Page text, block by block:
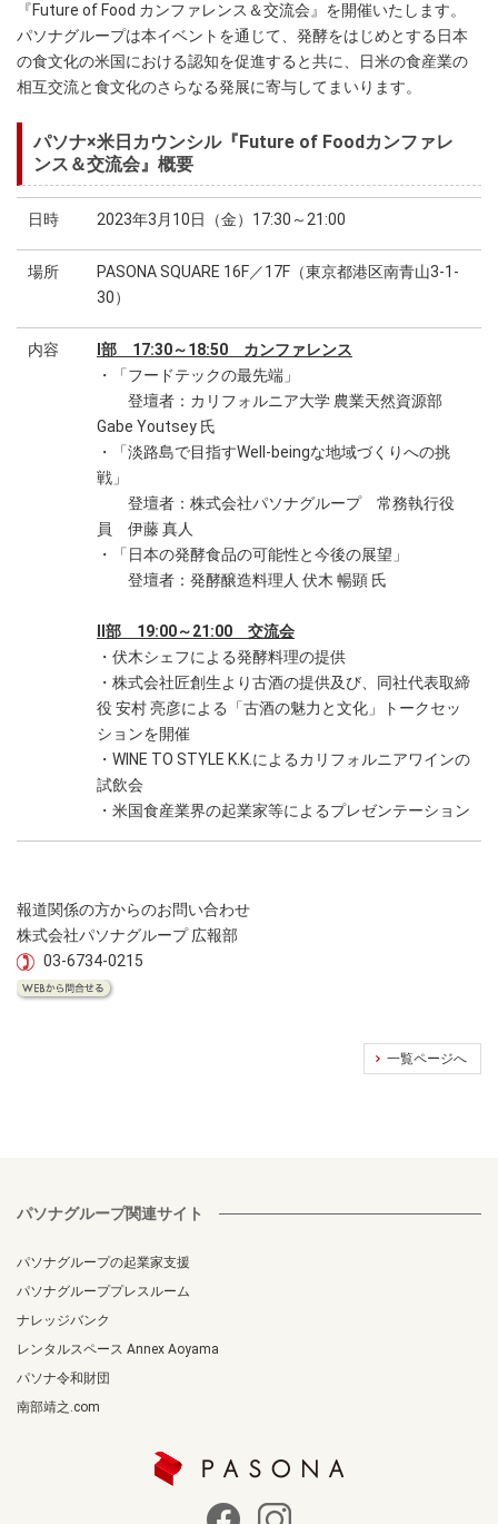
『Future of Food カンファレンス＆交流会』を開催いたします。
パソナグループは本イベントを通じて、発酵をはじめとする日本
の食文化の米国における認知を促進すると共に、日米の食産業の
相互交流と食文化のさらなる発展に寄与してまいります。
パソナ×米日カウンシル『Future of Foodカンファレ
ンス＆交流会』概要
日時 2023年3月10日（金）17:30～21:00
場所
PASONA SQUARE 16F／17F（東京都港区南青山3-1-
30）
内容
I部 17:30～18:50 カンファレンス
・「フードテックの最先端」
登壇者：カリフォルニア大学 農業天然資源部
Gabe Youtsey 氏
・「淡路島で目指すWell-beingな地域づくりへの挑
戦」
登壇者：株式会社パソナグループ 常務執行役
員 伊藤 真人
・「日本の発酵食品の可能性と今後の展望」
登壇者：発酵醸造料理人 伏木 暢顕 氏
Ⅱ部 19:00～21:00 交流会
・伏木シェフによる発酵料理の提供
・株式会社匠創生より古酒の提供及び、同社代表取締
役 安村 亮彦による「古酒の魅力と文化」トークセッ
ションを開催
・WINE TO STYLE K.K.によるカリフォルニアワインの
試飲会
・米国食産業界の起業家等によるプレゼンテーション
報道関係の方からのお問い合わせ
株式会社パソナグループ 広報部
03-6734-0215
一覧ページへ
パソナグループ関連サイト
パソナグループの起業家支援
パソナグループプレスルーム
ナレッジバンク
レンタルスペース Annex Aoyama
パソナ令和財団
南部靖之.com